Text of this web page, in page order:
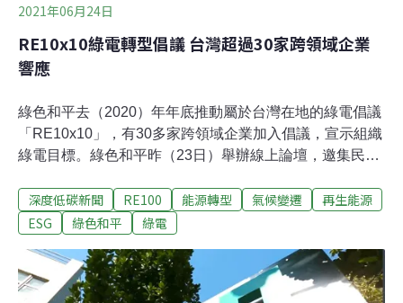
2021年06月24日
RE10x10綠電轉型倡議 台灣超過30家跨領域企業
響應
綠色和平去（2020）年年底推動屬於台灣在地的綠電倡議
「RE10x10」，有30多家跨領域企業加入倡議，宣示組織
綠電目標。綠色和平昨（23日）舉辦線上論壇，邀集民間
供應商的指標、以及再生能源的必要性，還有推動綠色永
續如何成為疫後振興的新力量。今年台灣遭逢缺水、高溫
係，導致各產業備受影響，也警示了地球健康與經濟議題
相連的重要性。綠色和平昨舉辦「RE10x10 綠電X淨零 來
深度低碳新聞 RE100 能源轉型 氣候變遷
再生能源
ESG
綠色和平 綠電